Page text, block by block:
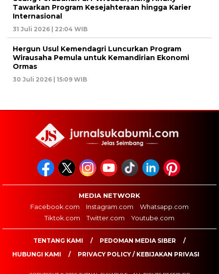
Tawarkan Program Kesejahteraan hingga Karier
Internasional
31 Juli 2026 | 22:04 WIB
Hergun Usul Kemendagri Luncurkan Program
Wirausaha Pemula untuk Kemandirian Ekonomi
Ormas
30 Juli 2026 | 15:09 WIB
MEDIA NETWORK
Facebook.com
Instagram.com
Whatsapp.com
Tiktok.com
Twitter.com Youtube.com
TENTANG KAMI
PEDOMAN MEDIA SIBER
HUBUNGI KAMI
PRIVACY POLICY / KEBIJAKAN PRIVASI